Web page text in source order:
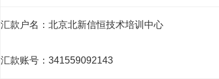
汇款户名：北京北新信恒技术培训中心
汇款账号：341559092143